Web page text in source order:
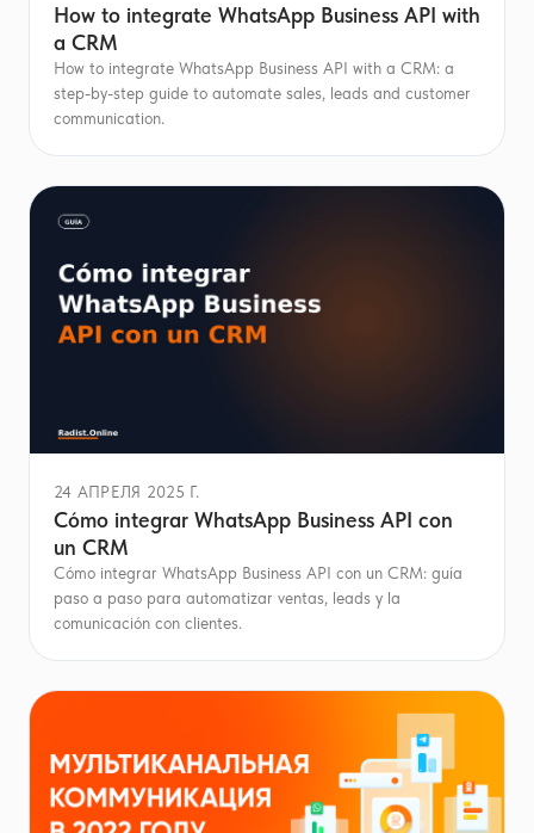
How to integrate WhatsApp Business API with
a CRM
How to integrate WhatsApp Business API with a CRM: a
step-by-step guide to automate sales, leads and customer
communication.
24 АПРЕЛЯ 2025 Г.
Cómo integrar WhatsApp Business API con
un CRM
Cómo integrar WhatsApp Business API con un CRM: guía
paso a paso para automatizar ventas, leads y la
comunicación con clientes.